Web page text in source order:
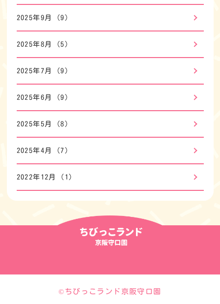
2025年9月 (9)
2025年8月 (5)
2025年7月 (9)
2025年6月 (9)
2025年5月 (8)
2025年4月 (7)
2022年12月 (1)
©ちびっこランド京阪守口園